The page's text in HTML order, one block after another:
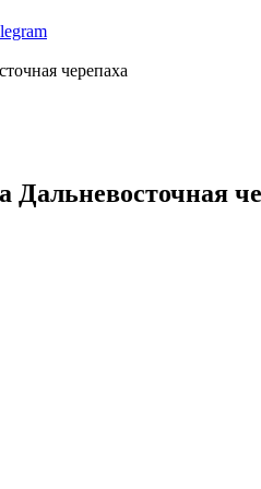
черепаха
Дальневосточная